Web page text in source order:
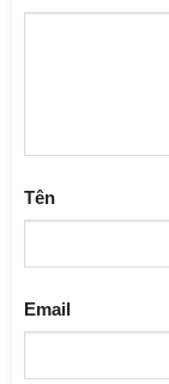
Tên
Email